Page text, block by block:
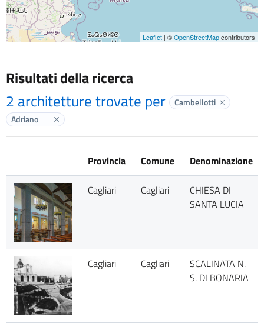
Leaflet | ©OpenStreetMapcontributors
Risultati della ricerca
2 architetture trovate per CambellottiElimina
Adriano Elimina label
Provincia Comune Denominazione
Cagliari Cagliari
CHIESA DI
SANTA LUCIA
Cagliari Cagliari
SCALINATA N.
S. DI BONARIA